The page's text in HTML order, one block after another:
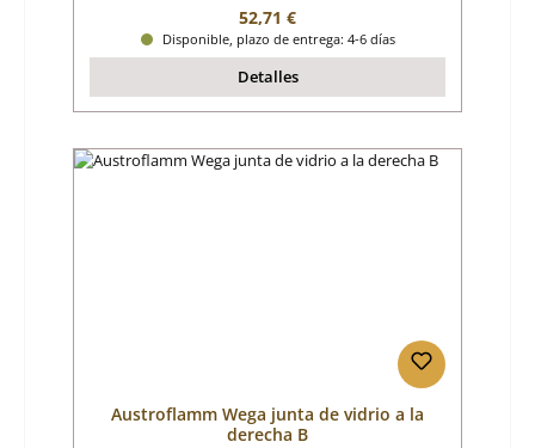
Precio normal:
52,71 €
Disponible, plazo de entrega: 4-6 días
Detalles
Austroflamm Wega junta de vidrio a la
derecha B